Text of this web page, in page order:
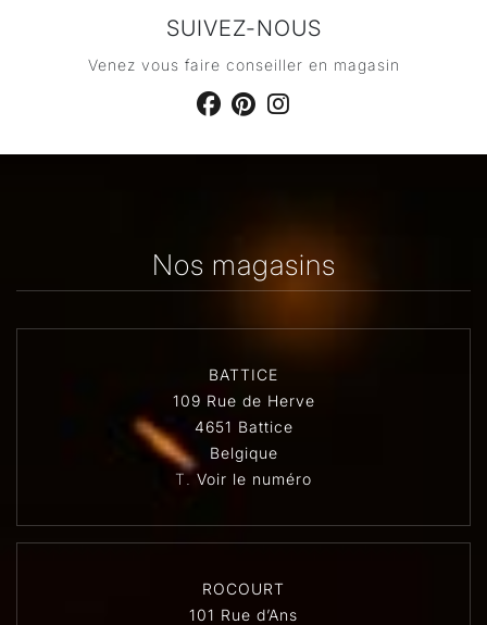
SUIVEZ-NOUS
Venez vous faire conseiller en magasin
Nos magasins
BATTICE
109 Rue de Herve
4651 Battice
Belgique
T. Voir le numéro
ROCOURT
101 Rue d’Ans